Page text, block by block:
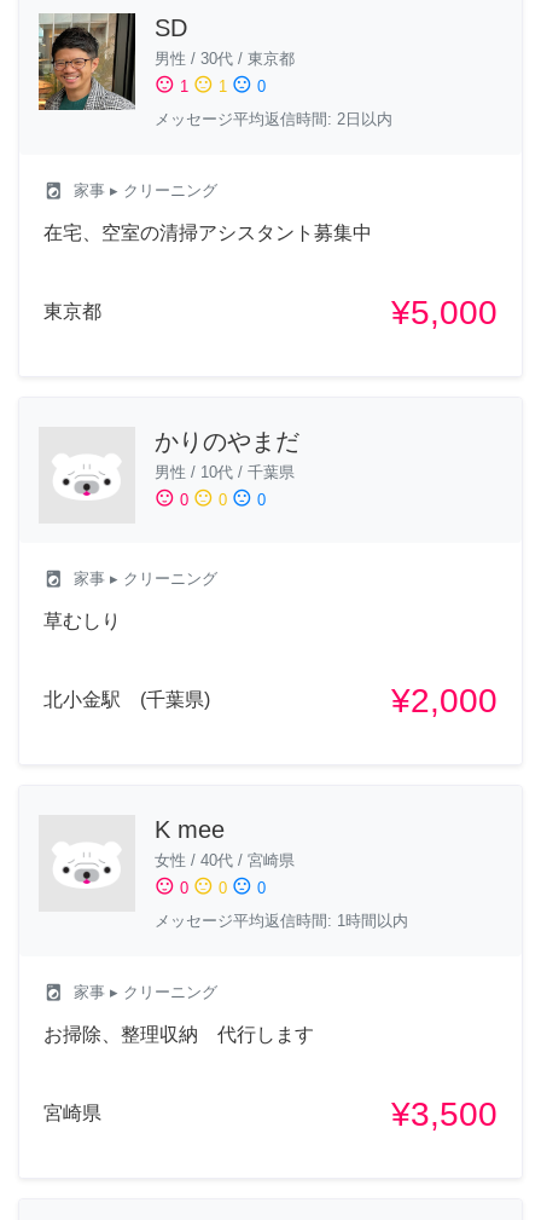
SD
男性 / 30代 / 東京都
sentiment_satisfied 1 sentiment_neutral 1 sentiment_dissatisfied 0
メッセージ平均返信時間: 2日以内
local_laundry_service 家事 ▸ クリーニング
在宅、空室の清掃アシスタント募集中
東京都 ¥5,000
かりのやまだ
男性 / 10代 / 千葉県
sentiment_satisfied 0 sentiment_neutral 0 sentiment_dissatisfied 0
local_laundry_service 家事 ▸ クリーニング
草むしり
北小金駅 (千葉県) ¥2,000
K mee
女性 / 40代 / 宮崎県
sentiment_satisfied 0 sentiment_neutral 0 sentiment_dissatisfied 0
メッセージ平均返信時間: 1時間以内
local_laundry_service 家事 ▸ クリーニング
お掃除、整理収納 代行します
宮崎県 ¥3,500